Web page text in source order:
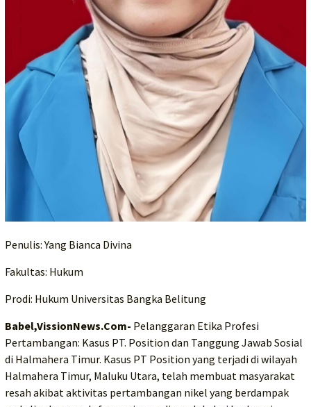
Penulis: Yang Bianca Divina
Fakultas: Hukum
Prodi: Hukum Universitas Bangka Belitung
Babel,VissionNews.Com- Pelanggaran Etika Profesi
Pertambangan: Kasus PT. Position dan Tanggung Jawab Sosial
di Halmahera Timur. Kasus PT Position yang terjadi di wilayah
Halmahera Timur, Maluku Utara, telah membuat masyarakat
resah akibat aktivitas pertambangan nikel yang berdampak